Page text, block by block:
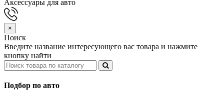
Аксессуары для авто
×
Поиск
Введите название интересующего вас товара и нажмите
кнопку найти
Подбор по авто